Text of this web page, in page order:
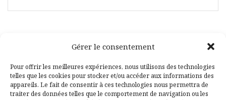
Gérer le consentement
Pour offrir les meilleures expériences, nous utilisons des technologies
telles que les cookies pour stocker et/ou accéder aux informations des
appareils. Le fait de consentir à ces technologies nous permettra de
traiter des données telles que le comportement de navigation ou les
Facebook
Pinterest